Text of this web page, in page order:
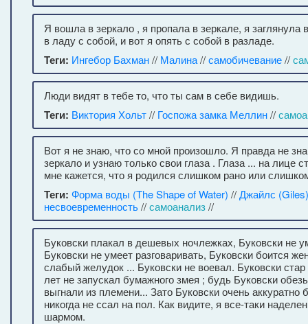
Я вошла в зеркало , я пропала в зеркале, я
в ладу с собой, и вот я опять с собой в разладе.
Теги: Ингебор Бахман// Малина//самобичевание//
Люди видят в тебе то, что ты сам в себе видишь.
Теги: Виктория Хольт// Госпожа замка Меллин//
Вот я не знаю, что со мной произошло. Я правда не
зеркало и узнаю только свои глаза . Глаза ... на лице
мне кажется, что я родился слишком рано или
Теги: Форма воды (The Shape of Water) //Джайлс (Giles)
несвоевременность//самоанализ//
Буковски плакал в дешевых ночлежках, Буковски не
Буковски не умеет разговаривать, Буковски боится
слабый желудок ... Буковски не воевал. Буковски
лет не запускал бумажного змея ; будь Буковски
выгнали из племени... Зато Буковски очень аккуратно
никогда не ссал на пол. Как видите, я все-таки
шармом.